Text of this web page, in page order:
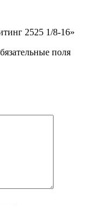
2525 1/8-16»
поля